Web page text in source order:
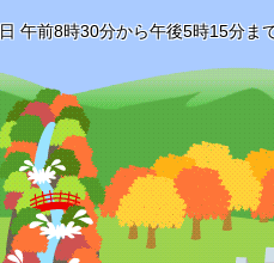
午前8時30分から午後5時15分ま